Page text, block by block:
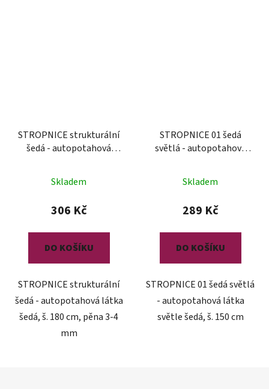
STROPNICE strukturální
šedá - autopotahová
Skladem
306 Kč
DO KOŠÍKU
STROPNICE strukturální
šedá - autopotahová látka
šedá, š. 180 cm, pěna 3-4
mm
STROPNICE 01 šedá
světlá - autopotahová
Skladem
289 Kč
DO KOŠÍKU
STROPNICE 01 šedá světlá
- autopotahová látka
světle šedá, š. 150 cm